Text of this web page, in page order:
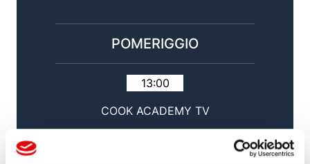
POMERIGGIO
13:00
COOK ACADEMY TV